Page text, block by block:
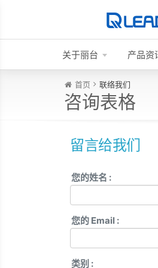
关于丽台 产品资
首页 联络我们
咨询表格
留言给我们
您的姓名 :
您的 Email :
类别 :